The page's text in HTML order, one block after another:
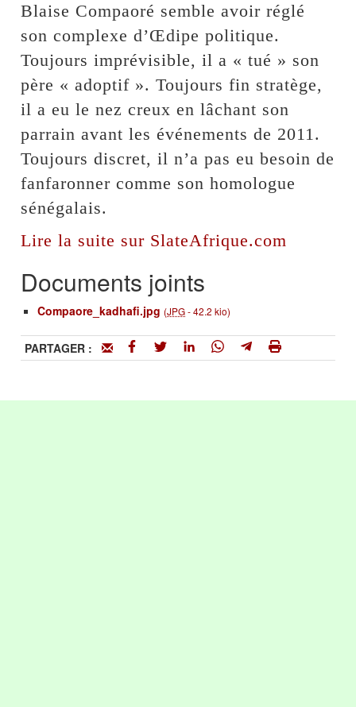
Blaise Compaoré semble avoir réglé
son complexe d’Œdipe politique.
Toujours imprévisible, il a « tué » son
père « adoptif ». Toujours fin stratège,
il a eu le nez creux en lâchant son
parrain avant les événements de 2011.
Toujours discret, il n’a pas eu besoin de
fanfaronner comme son homologue
sénégalais.
Lire la suite sur SlateAfrique.com
Documents joints
Compaore_kadhafi.jpg (JPG-42.2 kio)
PARTAGER :